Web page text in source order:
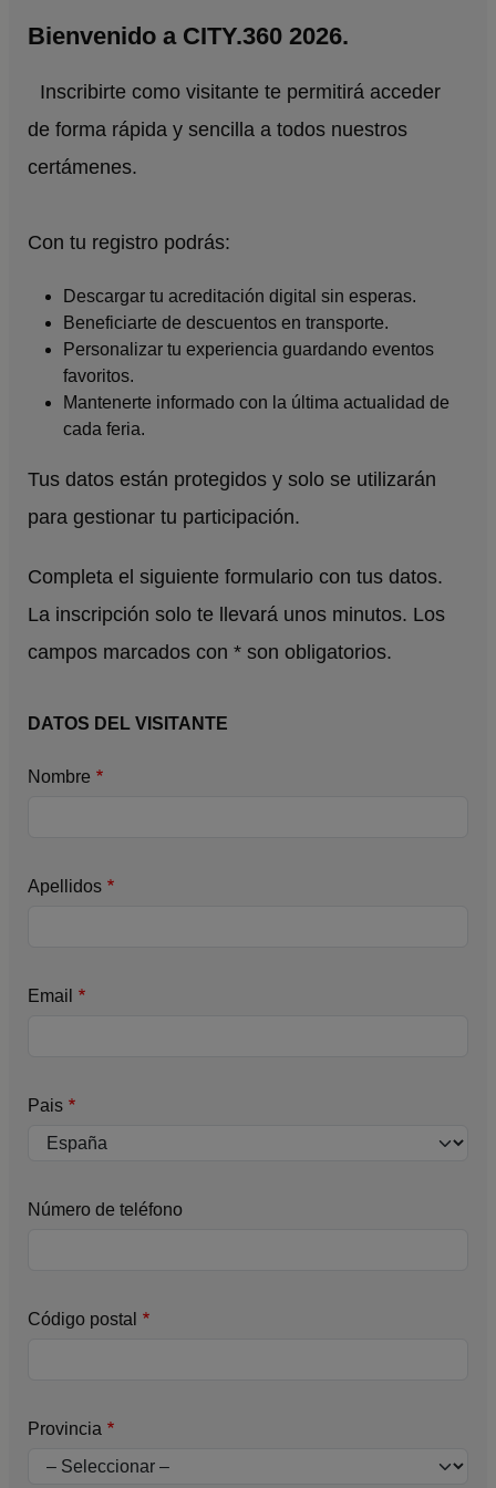
Bienvenido a CITY.360 2026.
Inscribirte como visitante te permitirá acceder
de forma rápida y sencilla a todos nuestros
certámenes.
Con tu registro podrás:
Descargar tu acreditación digital sin esperas.
Beneficiarte de descuentos en transporte.
Personalizar tu experiencia guardando eventos
favoritos.
Mantenerte informado con la última actualidad de
cada feria.
Tus datos están protegidos y solo se utilizarán
para gestionar tu participación.
Completa el siguiente formulario con tus datos.
La inscripción solo te llevará unos minutos. Los
campos marcados con * son obligatorios.
DATOS DEL VISITANTE
Nombre
Apellidos
Email
Pais
Número de teléfono
Código postal
Provincia